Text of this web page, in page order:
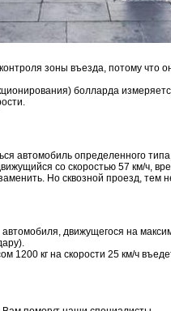
зоны въезда, потому что
болларда
автомобиль определенного
со скоростью 57 км/ч,
Но сквозной проезд, тем
движущегося на
1200 кг на скорости 25 км/ч